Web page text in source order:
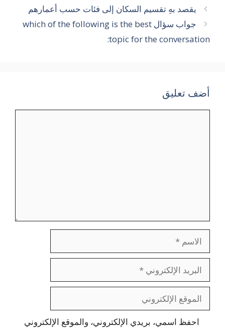
يقصد بهِ تقسيم السكان إلى فئات حسب أعمارهم
جواب سؤال which of the following is the best
topic for the conversation:
أضف تعليق
الإلكتروني
الإلكتروني
احفظ اسمي، بريدي الإلكتروني، والموقع الإلكتروني